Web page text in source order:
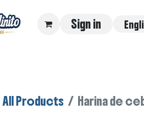
Sign in
All Products Harina de